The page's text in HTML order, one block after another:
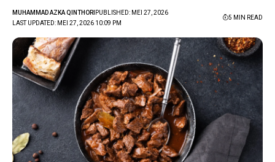
LAST UPDATED: MEI 27, 2026 10:09 PM
MUHAMMAD AZKA QINTHORI PUBLISHED: MEI 27, 2026
5 MIN READ